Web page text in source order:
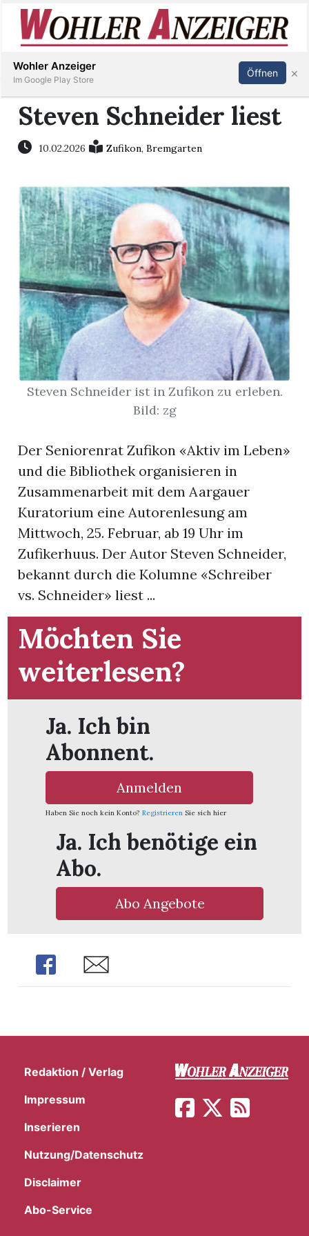
Immobilien
Stellen
E-
Paper
Newsletter
App
Inserieren Abonnieren Anmelden
Steven Schneider liest
10.02.2026 Zufikon,Bremgarten
Steven Schneider ist in Zufikon zu erleben.
Bild: zg
Der Seniorenrat Zufikon «Aktiv im Leben»
und die Bibliothek organisieren in
Zusammenarbeit mit dem Aargauer
Kuratorium eine Autorenlesung am
Mittwoch, 25. Februar, ab 19 Uhr im
Zufikerhuus. Der Autor Steven Schneider,
bekannt durch die Kolumne «Schreiber
vs. Schneider» liest ...
Möchten Sie
weiterlesen?
Ja. Ich bin
Abonnent.
Anmelden
Haben Sie noch kein Konto? Registrieren Sie sich hier
Ja. Ich benötige ein
Abo.
Abo Angebote
Share Share
Redaktion / Verlag
Impressum
Inserieren
Nutzung/Datenschutz
Disclaimer
Abo-Service
Wohler Anzeiger
Im Google Play Store
Öffnen ×